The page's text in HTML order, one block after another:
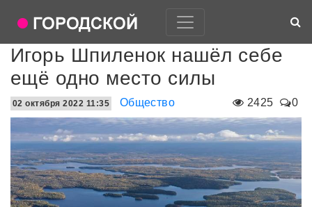
Игорь Шпиленок нашёл себе
ещё одно место силы
2425 0
02 октября 2022 11:35 Общество